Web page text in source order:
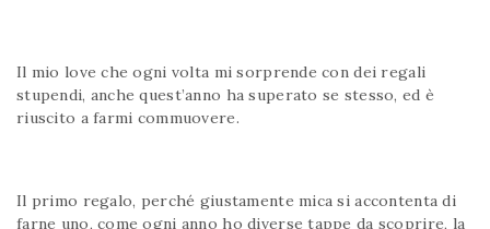
Il mio love che ogni volta mi sorprende con dei regali
stupendi, anche quest’anno ha superato se stesso, ed è
riuscito a farmi commuovere.
Il primo regalo, perché giustamente mica si accontenta di
farne uno, come ogni anno ho diverse tappe da scoprire, la